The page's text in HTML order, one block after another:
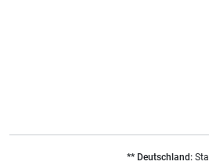
** Deutschland: